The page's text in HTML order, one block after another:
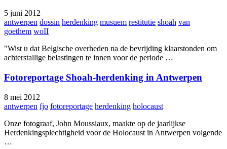
5 juni 2012
antwerpen dossin herdenking musuem restitutie shoah van
goethem woII
"Wist u dat Belgische overheden na de bevrijding klaarstonden om
achterstallige belastingen te innen voor de periode …
Fotoreportage Shoah-herdenking in Antwerpen
8 mei 2012
antwerpen fjo fotoreportage herdenking holocaust
Onze fotograaf, John Moussiaux, maakte op de jaarlijkse
Herdenkingsplechtigheid voor de Holocaust in Antwerpen volgende
…